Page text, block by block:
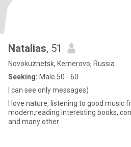
Natalias, 51
Novokuznetsk, Kemerovo, Russia
Seeking: Male 50 - 60
I can see only messages)
I love nature, listening to good music
modern,reading interesting books, communicating with friends
and many other